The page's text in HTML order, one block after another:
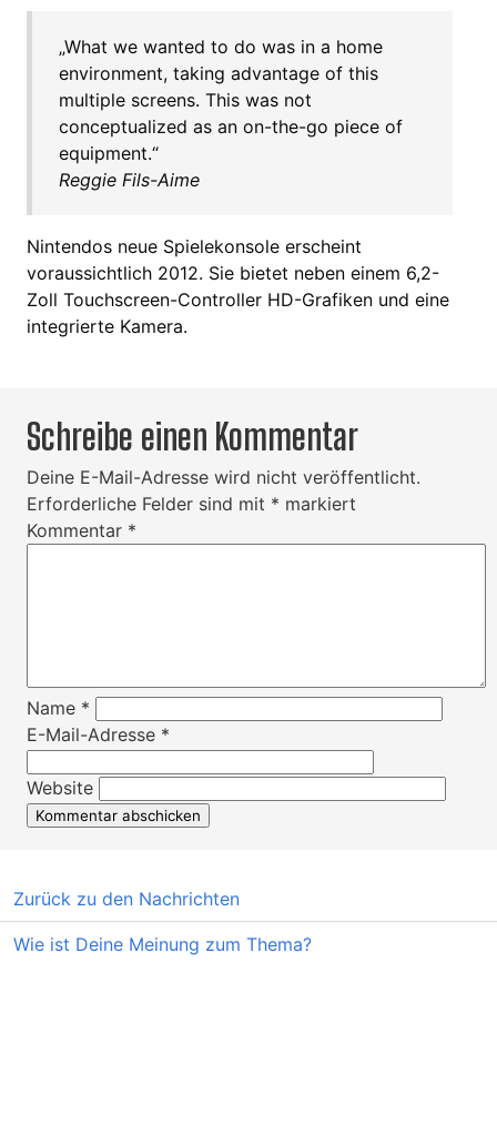
„What we wanted to do was in a home
environment, taking advantage of this
multiple screens. This was not
conceptualized as an on-the-go piece of
equipment.“
Reggie Fils-Aime
Nintendos neue Spielekonsole erscheint
voraussichtlich 2012. Sie bietet neben einem 6,2-
Zoll Touchscreen-Controller HD-Grafiken und eine
integrierte Kamera.
Schreibe einen Kommentar
Deine E-Mail-Adresse wird nicht veröffentlicht.
Erforderliche Felder sind mit * markiert
Kommentar *
Name *
E-Mail-Adresse *
Website
Zurück zu den Nachrichten
Wie ist Deine Meinung zum Thema?